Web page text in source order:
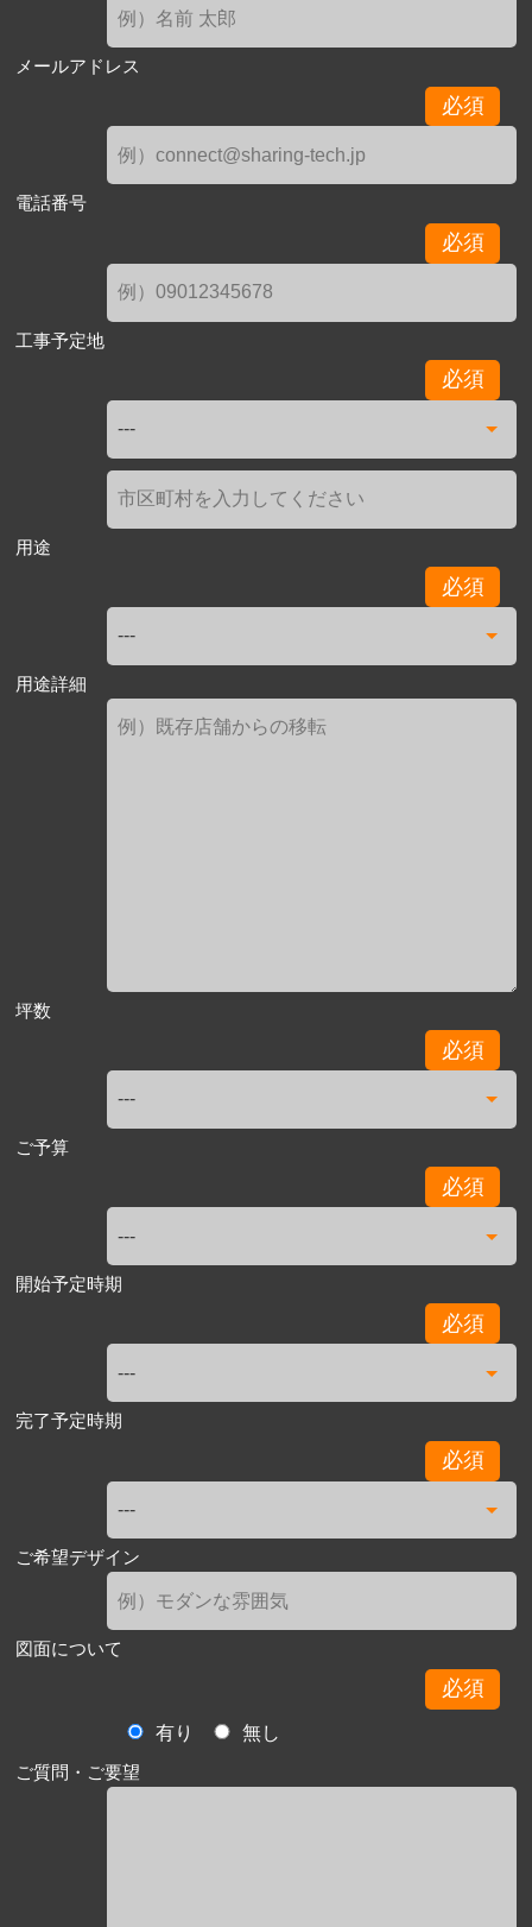
メールアドレス
必須
電話番号
必須
工事予定地
必須
用途
必須
用途詳細
坪数
必須
ご予算
必須
開始予定時期
必須
完了予定時期
必須
ご希望デザイン
図面について
必須
有り
無し
ご質問・ご要望